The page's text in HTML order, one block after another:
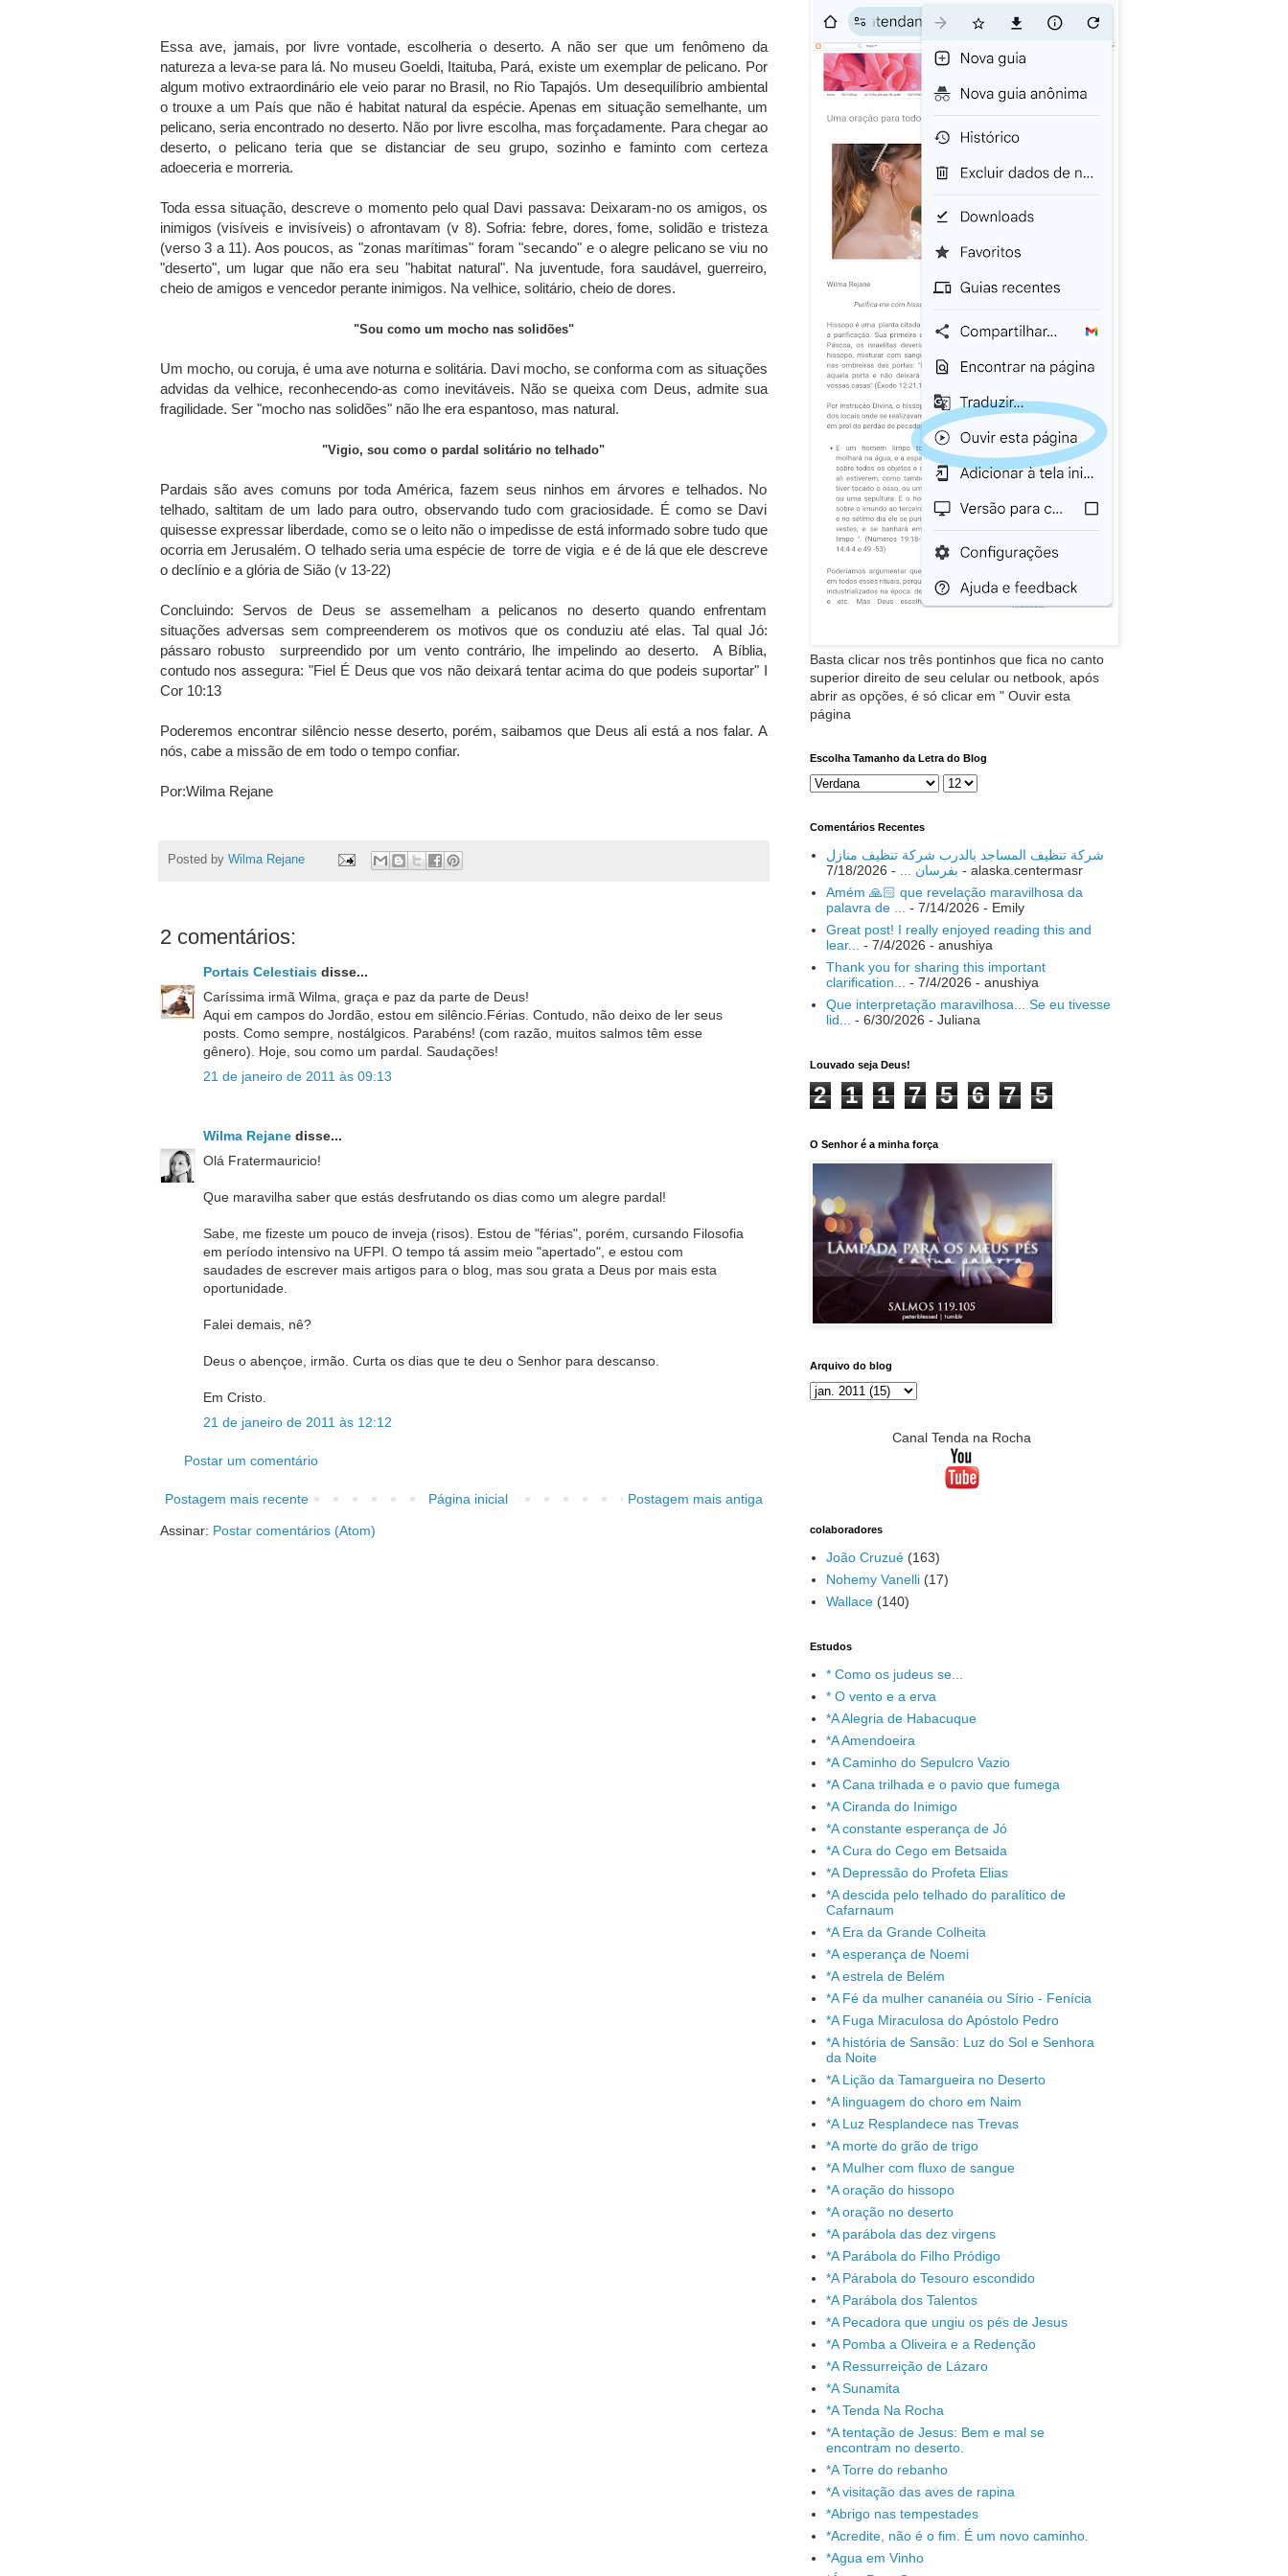
Essa ave, jamais, por livre vontade, escolheria o deserto. A não ser que um fenômeno da
natureza a leva-se para lá. No museu Goeldi, Itaituba, Pará, existe um exemplar de pelicano. Por
algum motivo extraordinário ele veio parar no Brasil, no Rio Tapajós. Um desequilíbrio ambiental
o trouxe a um País que não é habitat natural da espécie. Apenas em situação semelhante, um
pelicano, seria encontrado no deserto. Não por livre escolha, mas forçadamente. Para chegar ao
deserto, o pelicano teria que se distanciar de seu grupo, sozinho e faminto com certeza
adoeceria e morreria.
Toda essa situação, descreve o momento pelo qual Davi passava: Deixaram-no os amigos, os
inimigos (visíveis e invisíveis) o afrontavam (v 8). Sofria: febre, dores, fome, solidão e tristeza
(verso 3 a 11). Aos poucos, as "zonas marítimas" foram "secando" e o alegre pelicano se viu no
"deserto", um lugar que não era seu "habitat natural". Na juventude, fora saudável, guerreiro,
cheio de amigos e vencedor perante inimigos. Na velhice, solitário, cheio de dores.
"Sou como um mocho nas solidões"
Um mocho, ou coruja, é uma ave noturna e solitária. Davi mocho, se conforma com as situações
advidas da velhice, reconhecendo-as como inevitáveis. Não se queixa com Deus, admite sua
fragilidade. Ser "mocho nas solidões" não lhe era espantoso, mas natural.
"Vigio, sou como o pardal solitário no telhado"
Pardais são aves comuns por toda América, fazem seus ninhos em árvores e telhados. No
telhado, saltitam de um lado para outro, observando tudo com graciosidade. É como se Davi
quisesse expressar liberdade, como se o leito não o impedisse de está informado sobre tudo que
ocorria em Jerusalém. O telhado seria uma espécie de torre de vigia e é de lá que ele descreve
o declínio e a glória de Sião (v 13-22)
Concluindo: Servos de Deus se assemelham a pelicanos no deserto quando enfrentam
situações adversas sem compreenderem os motivos que os conduziu até elas. Tal qual Jó:
pássaro robusto surpreendido por um vento contrário, lhe impelindo ao deserto. A Bíblia,
contudo nos assegura: "Fiel É Deus que vos não deixará tentar acima do que podeis suportar" I
Cor 10:13
Poderemos encontrar silêncio nesse deserto, porém, saibamos que Deus ali está a nos falar. A
nós, cabe a missão de em todo o tempo confiar.
Por:Wilma Rejane
Posted by Wilma Rejane
2 comentários:
Portais Celestiaisdisse...
Caríssima irmã Wilma, graça e paz da parte de Deus!
Aqui em campos do Jordão, estou em silêncio.Férias. Contudo, não deixo de ler seus
posts. Como sempre, nostálgicos. Parabéns! (com razão, muitos salmos têm esse
gênero). Hoje, sou como um pardal. Saudações!
21 de janeiro de 2011 às 09:13
Wilma Rejanedisse...
Olá Fratermauricio!
Que maravilha saber que estás desfrutando os dias como um alegre pardal!
Sabe, me fizeste um pouco de inveja (risos). Estou de "férias", porém, cursando Filosofia
em período intensivo na UFPI. O tempo tá assim meio "apertado", e estou com
saudades de escrever mais artigos para o blog, mas sou grata a Deus por mais esta
oportunidade.
Falei demais, nê?
Deus o abençoe, irmão. Curta os dias que te deu o Senhor para descanso.
Em Cristo.
21 de janeiro de 2011 às 12:12
Postar um comentário
Postagem mais recente Postagem mais antiga
Página inicial
Assinar: Postar comentários (Atom)
Basta clicar nos três pontinhos que fica no canto
superior direito de seu celular ou netbook, após
abrir as opções, é só clicar em " Ouvir esta
página
Escolha Tamanho da Letra do Blog
Comentários Recentes
شركة تنظيف المساجد بالدرب شركة تنظيف منازل
بفرسان ...
- 7/18/2026
- alaska.centermasr
Amém 🙏🏻 que revelação maravilhosa da
palavra de ...
- 7/14/2026 - Emily
Great post! I really enjoyed reading this and
lear...
- 7/4/2026 - anushiya
Thank you for sharing this important
clarification...
- 7/4/2026 - anushiya
Que interpretação maravilhosa... Se eu tivesse
lid...
- 6/30/2026 - Juliana
Louvado seja Deus!
2 1 1 7 5 6 7 5
O Senhor é a minha força
Arquivo do blog
Canal Tenda na Rocha
colaboradores
João Cruzué (163)
Nohemy Vanelli (17)
Wallace (140)
Estudos
* Como os judeus se...
* O vento e a erva
*A Alegria de Habacuque
*A Amendoeira
*A Caminho do Sepulcro Vazio
*A Cana trilhada e o pavio que fumega
*A Ciranda do Inimigo
*A constante esperança de Jó
*A Cura do Cego em Betsaida
*A Depressão do Profeta Elias
*A descida pelo telhado do paralítico de
Cafarnaum
*A Era da Grande Colheita
*A esperança de Noemi
*A estrela de Belém
*A Fé da mulher cananéia ou Sírio - Fenícia
*A Fuga Miraculosa do Apóstolo Pedro
*A história de Sansão: Luz do Sol e Senhora
da Noite
*A Lição da Tamargueira no Deserto
*A linguagem do choro em Naim
*A Luz Resplandece nas Trevas
*A morte do grão de trigo
*A Mulher com fluxo de sangue
*A oração do hissopo
*A oração no deserto
*A parábola das dez virgens
*A Parábola do Filho Pródigo
*A Párabola do Tesouro escondido
*A Parábola dos Talentos
*A Pecadora que ungiu os pés de Jesus
*A Pomba a Oliveira e a Redenção
*A Ressurreição de Lázaro
*A Sunamita
*A Tenda Na Rocha
*A tentação de Jesus: Bem e mal se
encontram no deserto.
*A Torre do rebanho
*A visitação das aves de rapina
*Abrigo nas tempestades
*Acredite, não é o fim. É um novo caminho.
*Agua em Vinho